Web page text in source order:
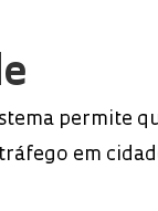
permite
em